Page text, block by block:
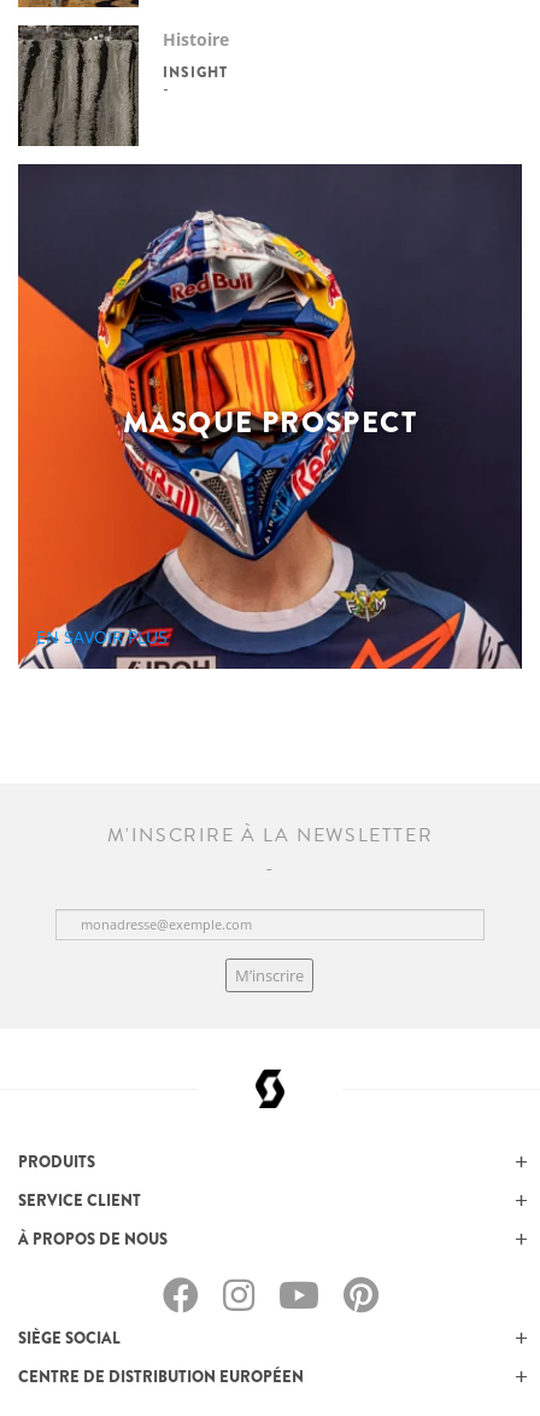
Histoire
INSIGHT
MASQUE PROSPECT
EN SAVOIR PLUS
M'INSCRIRE À LA NEWSLETTER
M’inscrire
PRODUITS
SERVICE CLIENT
À PROPOS DE NOUS
SIÈGE SOCIAL
CENTRE DE DISTRIBUTION EUROPÉEN